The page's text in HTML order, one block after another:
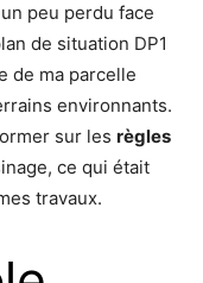
peu perdu face
de situation DP1
de ma parcelle
environnants.
sur les règles
ce qui était
travaux.